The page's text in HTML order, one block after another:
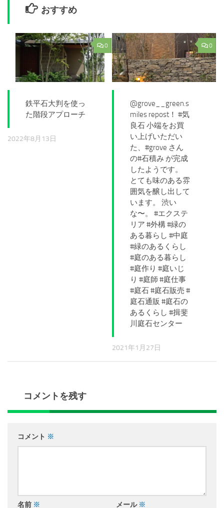
おすすめ
0
鉄平石大判を使っ
た階段アプローチ
2022年8月13日
0
@grove__green.s
miles repost！ #気
良石 小端をお買
い上げいただい
た、#grove さん
の#石積み が完成
したようです。
とても味のある雰
囲気を醸し出して
います。 渋い
な〜。 #エクステ
リア #外構 #緑の
ある暮らし #中庭
#緑のあるくらし
#庭のある暮らし
#庭作り #庭いじ
り #庭師 #庭仕事
#庭石 #庭石販売 #
庭石通販 #庭石の
あるくらし #揖斐
川庭石センター
2021年1月27日
コメントを残す
コメント ※
名前 ※ メール ※